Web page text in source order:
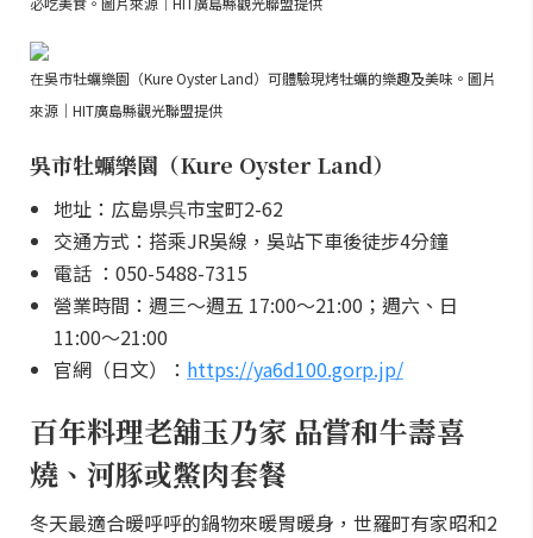
在吳市牡蠣樂園（Kure Oyster Land）可體驗現烤牡蠣的樂趣及美味。圖片
來源｜HIT廣島縣觀光聯盟提供
吳市牡蠣樂園（Kure Oyster Land）
地址：広島県呉市宝町2-62
交通方式：搭乘JR吳線，吳站下車後徒步4分鐘
電話 ：050-5488-7315
營業時間：週三～週五 17:00～21:00；週六、日
11:00～21:00
官網（日文）： https://ya6d100.gorp.jp/
百年料理老舖玉乃家 品嘗和牛壽喜
燒、河豚或鱉肉套餐
冬天最適合暖呼呼的鍋物來暖胃暖身，世羅町有家昭和2